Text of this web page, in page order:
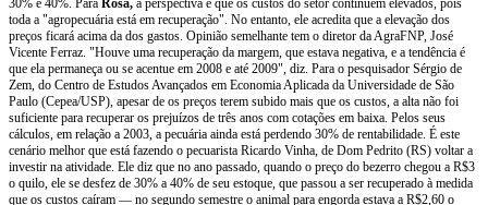
30% e 40%. Para Rosa, a perspectiva é que os custos do setor continuem elevados, pois
toda a "agropecuária está em recuperação". No entanto, ele acredita que a elevação dos
preços ficará acima da dos gastos. Opinião semelhante tem o diretor da AgraFNP, José
Vicente Ferraz. "Houve uma recuperação da margem, que estava negativa, e a tendência é
que ela permaneça ou se acentue em 2008 e até 2009", diz. Para o pesquisador Sérgio de
Zem, do Centro de Estudos Avançados em Economia Aplicada da Universidade de São
Paulo (Cepea/USP), apesar de os preços terem subido mais que os custos, a alta não foi
suficiente para recuperar os prejuízos de três anos com cotações em baixa. Pelos seus
cálculos, em relação a 2003, a pecuária ainda está perdendo 30% de rentabilidade. É este
cenário melhor que está fazendo o pecuarista Ricardo Vinha, de Dom Pedrito (RS) voltar a
investir na atividade. Ele diz que no ano passado, quando o preço do bezerro chegou a R$3
o quilo, ele se desfez de 30% a 40% de seu estoque, que passou a ser recuperado à medida
que os custos caíram — no segundo semestre o animal para engorda estava a R$2,60 o